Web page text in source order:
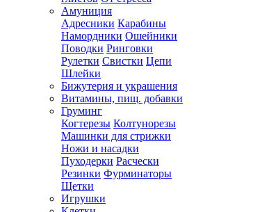
Амуниция
Адресники Карабины
Намордники Ошейники
Поводки Ринговки
Рулетки Свистки Цепи
Шлейки
Бижутерия и украшения
Витамины, пищ. добавки
Груминг
Когтерезы Колтунорезы
Машинки для стрижки
Ножи и насадки
Пуходерки Расчески
Резинки Фурминаторы
Щетки
Игрушки